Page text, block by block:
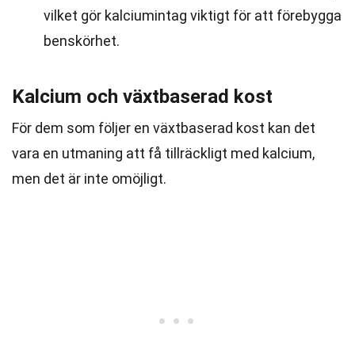
vilket gör kalciumintag viktigt för att förebygga
benskörhet.
Kalcium och växtbaserad kost
För dem som följer en växtbaserad kost kan det
vara en utmaning att få tillräckligt med kalcium,
men det är inte omöjligt.